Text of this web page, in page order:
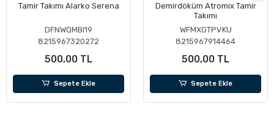
Tamir Takımı Alarko Serena
DFNWQMBI19
8215967320272
500,00 TL
Sepete Ekle
Demirdöküm Atromix Tamir
Takımı
WFMXGTPVKU
8215967914464
500,00 TL
Sepete Ekle